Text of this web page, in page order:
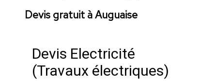
Devis gratuit à Auguaise
Devis Electricité
(Travaux électriques)